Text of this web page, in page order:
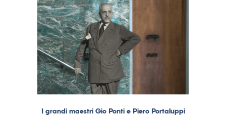
I grandi maestri Gio Ponti e Piero Portaluppi